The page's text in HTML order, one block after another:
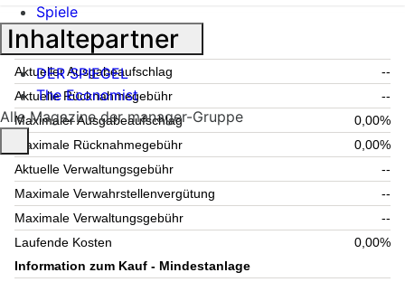
Fondsgebühren
Aktueller Ausgabeaufschlag
--
Aktuelle Rücknahmegebühr
--
Maximaler Ausgabeaufschlag
0,00%
Maximale Rücknahmegebühr
0,00%
Aktuelle Verwaltungsgebühr
--
Maximale Verwahrstellenvergütung
--
Maximale Verwaltungsgebühr
--
Laufende Kosten
0,00%
Information zum Kauf - Mindestanlage
Spiele
Inhaltepartner
DER SPIEGEL
The Economist
Alle Magazine der manager-Gruppe